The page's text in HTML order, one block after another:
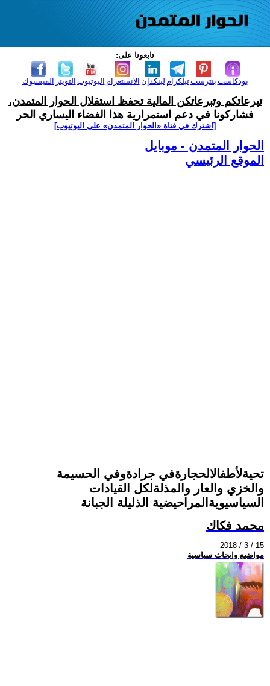
تابعونا على:
الفيسبوك التويتر اليوتيوب الانستغرام لينكدإن تيلكرامبنترست بودكاست
تبرعاتكم وتبرعاتكن المالية تحفظ استقلال الحوار المتمدن،
فشاركونا في دعم استمرارية هذا الفضاء اليساري الحر
[اشترك في قناة ‫«الحوار المتمدن» على اليوتيوب]
الحوار المتمدن - موبايل
الموقع الرئيسي
تحيةلأطفالالحجارةفي جرادةوفي الحسيمة
والخزي والعار والمذلةلكل القيادات
السياسيويةالمراحيضية الذليلة الجبانة
محمد فكاك
2018 / 3 / 15
مواضيع وابحاث سياسية